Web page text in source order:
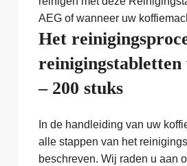
AEG of wanneer uw
Het
– 200 stuks
In de handleiding van uw
alle stappen van het
beschreven. Wij raden u aan